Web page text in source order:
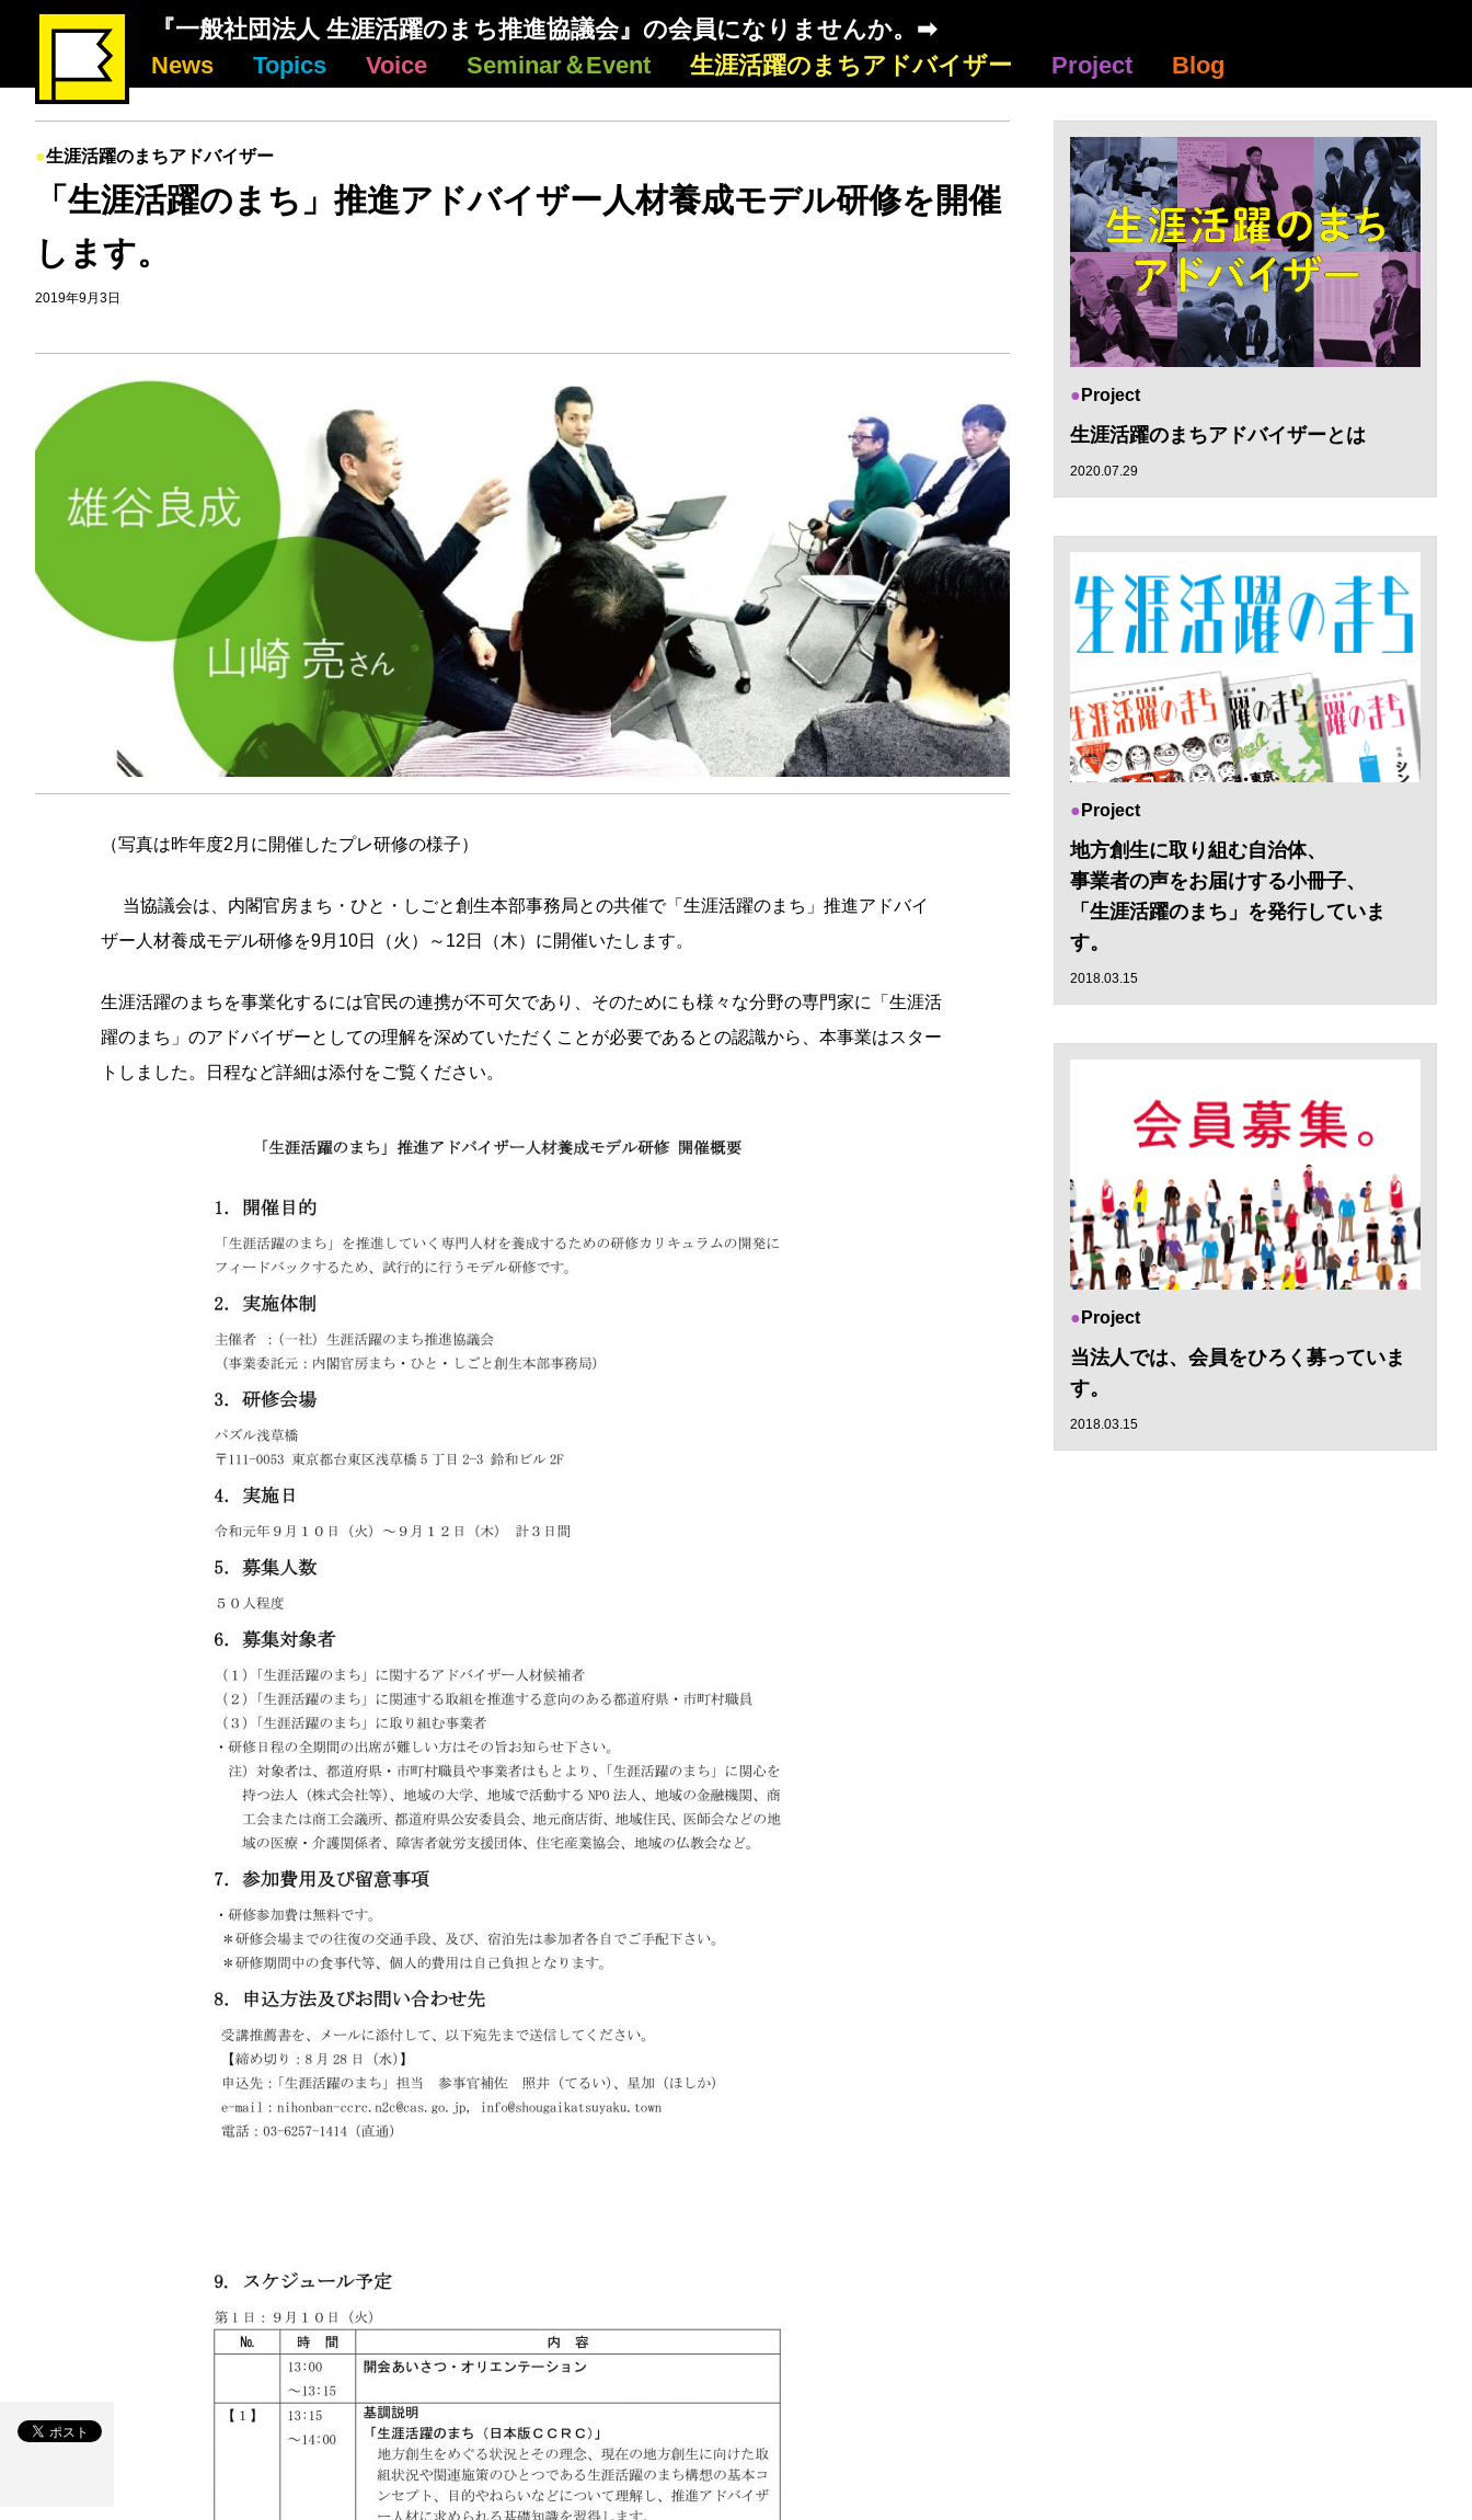
『一般社団法人 生涯活躍のまち推進協議会』の会員になりませんか。➡
News
Topics Voice Seminar＆Event 生涯活躍のまちアドバイザー Project Blog
生涯活躍のまちアドバイザー
「生涯活躍のまち」推進アドバイザー人材養成モデル研修を開催
します。
2019年9月3日
（写真は昨年度2月に開催したプレ研修の様子）
当協議会は、内閣官房まち・ひと・しごと創生本部事務局との共催で「生涯活躍のまち」推進アドバイ
ザー人材養成モデル研修を9月10日（火）～12日（木）に開催いたします。
生涯活躍のまちを事業化するには官民の連携が不可欠であり、そのためにも様々な分野の専門家に「生涯活
躍のまち」のアドバイザーとしての理解を深めていただくことが必要であるとの認識から、本事業はスター
トしました。日程など詳細は添付をご覧ください。
Project
生涯活躍のまちアドバイザーとは
2020.07.29
Project
地方創生に取り組む自治体、
事業者の声をお届けする小冊子、
「生涯活躍のまち」を発行していま
す。
2018.03.15
Project
当法人では、会員をひろく募っていま
す。
2018.03.15